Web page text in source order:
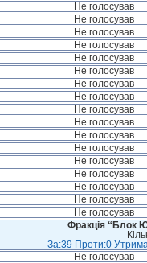
Не голосував
Не голосував
Не голосував
Не голосував
Не голосував
Не голосував
Не голосував
Не голосував
Не голосував
Не голосував
Не голосував
Не голосував
Не голосував
Не голосував
Не голосував
Не голосував
Не голосував
Фракція “Блок
За:39 Проти:0
Не голосував